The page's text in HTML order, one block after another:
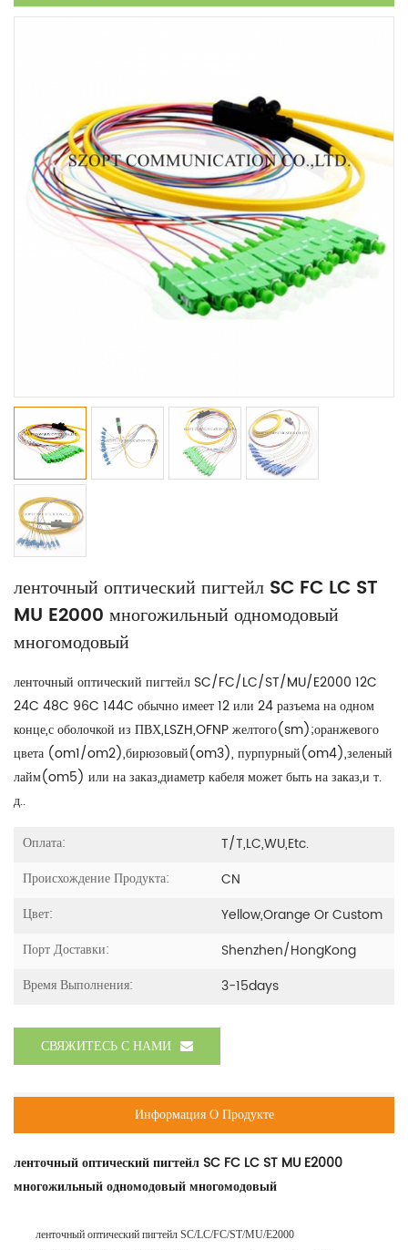
ленточный оптический пигтейл SC FC LC ST
MU E2000 многожильный одномодовый
многомодовый
ленточный оптический пигтейл SC/FC/LC/ST/MU/E2000 12C
24C 48C 96C 144C обычно имеет 12 или 24 разъема на одном
конце,с оболочкой из ПВХ,LSZH,OFNP желтого(sm);оранжевого
цвета (om1/om2),бирюзовый(om3), пурпурный(om4),зеленый
лайм(om5) или на заказ,диаметр кабеля может быть на заказ,и т.
д..
Оплата:
T/T,LC,WU,etc.
Происхождение Продукта:
CN
Цвет:
Yellow,orange Or Custom
Порт Доставки:
Shenzhen/HongKong
Время Выполнения:
3-15days
СВЯЖИТЕСЬ С НАМИ
Информация О Продукте
ленточный оптический пигтейл SC FC LC ST MU E2000
многожильный одномодовый многомодовый
ленточный оптический пигтейл SC/LC/FC/ST/MU/E2000